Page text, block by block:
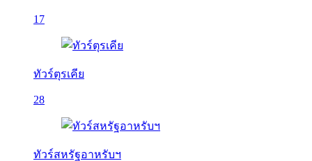
17
ทัวร์ตุรเคีย
28
ทัวร์สหรัฐอาหรับฯ